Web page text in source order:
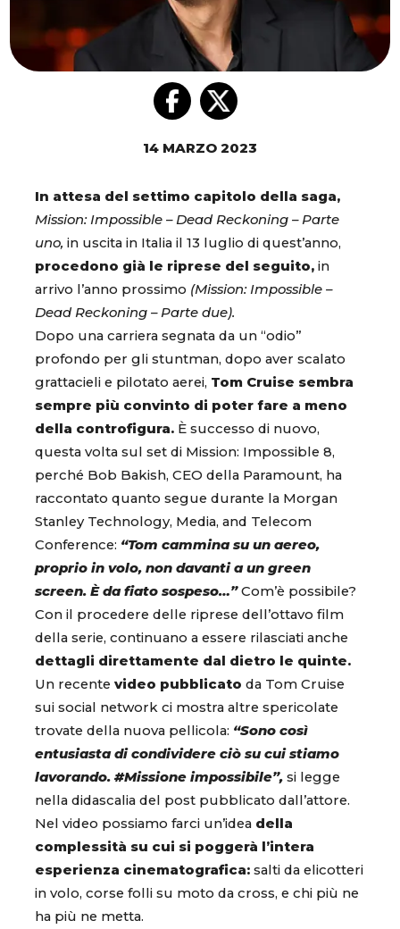
14 MARZO 2023
In attesa del settimo capitolo della saga,
Mission: Impossible – Dead Reckoning – Parte
uno, in uscita in Italia il 13 luglio di quest’anno,
procedono già le riprese del seguito, in
arrivo l’anno prossimo (Mission: Impossible –
Dead Reckoning – Parte due).
Dopo una carriera segnata da un “odio”
profondo per gli stuntman, dopo aver scalato
grattacieli e pilotato aerei, Tom Cruise sembra
sempre più convinto di poter fare a meno
della controfigura. È successo di nuovo,
questa volta sul set di Mission: Impossible 8,
perché Bob Bakish, CEO della Paramount, ha
raccontato quanto segue durante la Morgan
Stanley Technology, Media, and Telecom
Conference: “Tom cammina su un aereo,
proprio in volo, non davanti a un green
screen. È da fiato sospeso…”Com’è possibile?
Con il procedere delle riprese dell’ottavo film
della serie, continuano a essere rilasciati anche
dettagli direttamente dal dietro le quinte.
Un recente video pubblicato da Tom Cruise
sui social network ci mostra altre spericolate
trovate della nuova pellicola: “Sono così
entusiasta di condividere ciò su cui stiamo
lavorando. #Missione impossibile”, si legge
nella didascalia del post pubblicato dall’attore.
Nel video possiamo farci un’idea della
complessità su cui si poggerà l’intera
esperienza cinematografica: salti da elicotteri
in volo, corse folli su moto da cross, e chi più ne
ha più ne metta.